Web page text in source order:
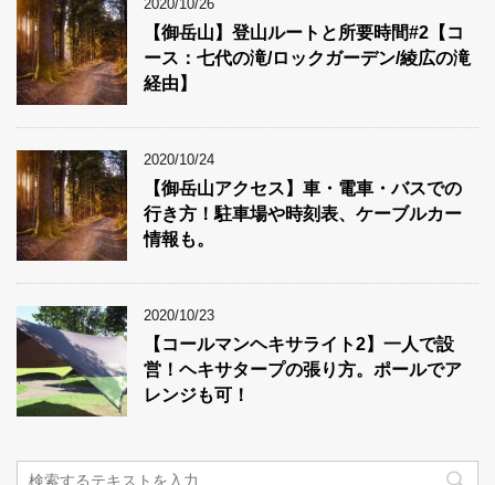
2020/10/26
【御岳山】登山ルートと所要時間#2【コ
ース：七代の滝/ロックガーデン/綾広の滝
経由】
2020/10/24
【御岳山アクセス】車・電車・バスでの
行き方！駐車場や時刻表、ケーブルカー
情報も。
2020/10/23
【コールマンヘキサライト2】一人で設
営！ヘキサタープの張り方。ポールでア
レンジも可！